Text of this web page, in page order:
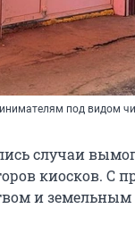
под видом
случаи
киосков. С
и земельным